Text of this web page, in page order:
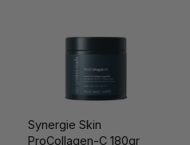
Synergie Skin
ProCollagen-C 180gr